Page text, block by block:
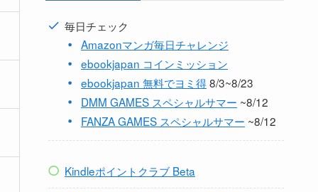
毎日チェック
Amazonマンガ毎日チャレンジ
ebookjapan コインミッション
ebookjapan 無料でヨミ得8/3~8/23
DMM GAMES スペシャルサマー ~8/12
FANZA GAMES スペシャルサマー ~8/12
Kindleポイントクラブ Beta